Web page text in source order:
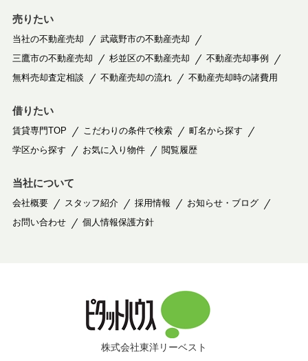
売りたい
当社の不動産売却
武蔵野市の不動産売却
三鷹市の不動産売却
杉並区の不動産売却
不動産売却事例
無料売却査定相談
不動産売却の流れ 不動産売却時の諸費用
借りたい
賃貸専門TOP こだわりの条件で検索
町名から探す
学区から探す
お気に入り物件 閲覧履歴
当社について
会社概要 スタッフ紹介 採用情報
お知らせ・ブログ
お問い合わせ
個人情報保護方針
株式会社東洋リーベスト